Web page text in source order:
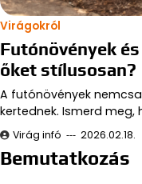
Virágokról
Futónövények
őket stílusosan?
A futónövények
kertednek. Ismerd meg,
Virág infó 2026.02.18.
Bemutatkozás